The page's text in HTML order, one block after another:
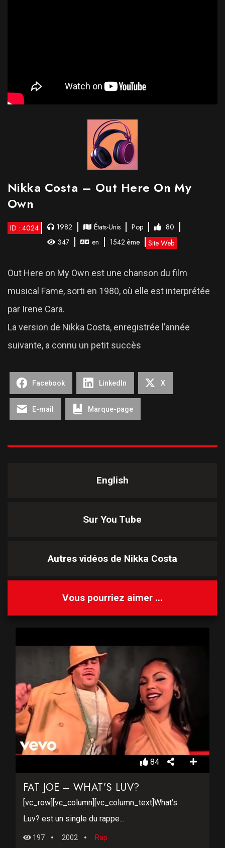
Nikka Costa – Out Here On My
Own
ID : 4024 1982 États-Unis Pop
80
347
en 1542 ème Site Web
Out Here on My Own est une chanson du film
musical Fame, sorti en 1980, où elle est interprétée
par Irene Cara.
La version de Nikka Costa, enregistrée l’année
suivante, a connu un petit succès
Facebook LinkedIn X
E-mail Marque-page
English
Sur You Tube
Autres vidéos de Nikka Costa
Vous pourriez aimer ...
84
FAT JOE – WHAT’S LUV?
[vc_row][vc_column][vc_column_text]What’s
Luv? est un single du rappe...
197 2002 Rap